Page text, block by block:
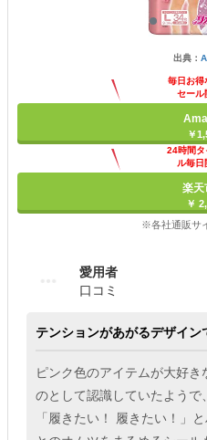
出典：
毎日お得
セール
￥
24時間タ
ル毎日
楽天
￥
※各社通販サ
愛用者
口コミ
テンションがあがるデザイン
ピンク色のアイテムが大好
のとして認識していたよう
「履きたい！ 履きたい！」